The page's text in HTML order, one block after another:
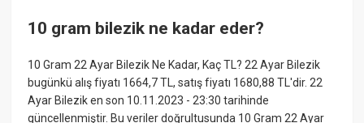
10 gram bilezik ne kadar eder?
10 Gram 22 Ayar Bilezik Ne Kadar, Kaç TL? 22 Ayar Bilezik
bugünkü alış fiyatı 1664,7 TL, satış fiyatı 1680,88 TL'dir. 22
Ayar Bilezik en son 10.11.2023 - 23:30 tarihinde
güncellenmiştir. Bu veriler doğrultusunda 10 Gram 22 Ayar